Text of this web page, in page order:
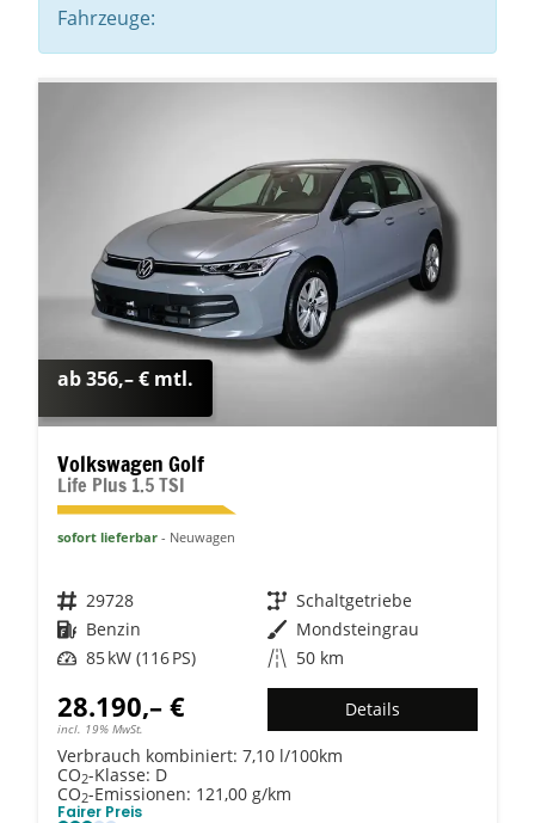
Fahrzeuge:
ab 356,– € mtl.
Volkswagen Golf
Life Plus 1.5 TSI
sofort lieferbar Neuwagen
Fahrzeugnr. 29728 Getriebe Schaltgetriebe
Kraftstoff Benzin Außenfarbe Mondsteingrau
Leistung 85 kW (116 PS) Kilometerstand 50 km
28.190,– €
incl. 19% MwSt.
Details
Verbrauch kombiniert: 7,10 l/100km
CO2-Klasse: D
CO2-Emissionen: 121,00 g/km
Fairer Preis